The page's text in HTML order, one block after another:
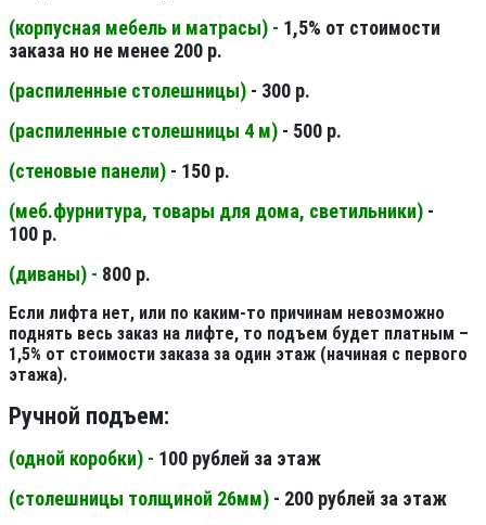
(корпусная мебель и матрасы) - 1,5% от стоимости
заказа но не менее 200 р.
(распиленные столешницы) - 300 р.
(распиленные столешницы 4 м) - 500 р.
(стеновые панели) - 150 р.
(меб.фурнитура, товары для дома, светильники) -
100 р.
(диваны) - 800 р.
Если лифта нет, или по каким-то причинам невозможно
поднять весь заказ на лифте, то подъем будет платным –
1,5% от стоимости заказа за один этаж (начиная с первого
этажа).
Ручной подъем:
(одной коробки) - 100 рублей за этаж
(столешницы толщиной 26мм) - 200 рублей за этаж